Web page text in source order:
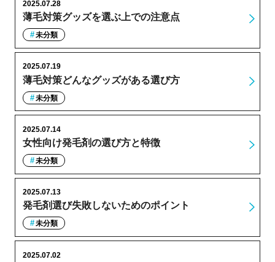
薄毛対策グッズを選ぶ上での注意点
2025.07.28
未分類
薄毛対策どんなグッズがある選び方
2025.07.19
未分類
女性向け発毛剤の選び方と特徴
2025.07.14
未分類
発毛剤選び失敗しないためのポイント
2025.07.13
未分類
2025.07.02